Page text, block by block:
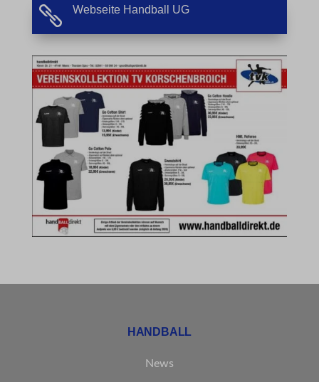
 Webseite Handball UG
HANDBALL
News
et-editing-post-*
et-reloaded-post-*
et-saved-post*
MicrosoftApplicationsTelemetryDeviceId
MicrosoftApplicationsTelemetryFirstLaunchTime
rand_code_*
ssm_au_c